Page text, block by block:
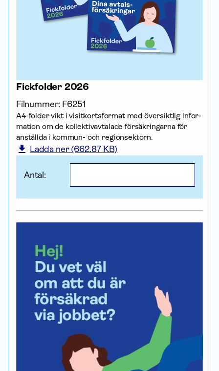
Fickfolder 2026
Filnummer: F6251
A4-folder vikt i visitkortsformat med översiktlig infor­
mation om de kollektiv­avtalade försäk­ringarna för
anställda i kommun- och regionsektorn.
Ladda ner (662.87 KB)
Antal: